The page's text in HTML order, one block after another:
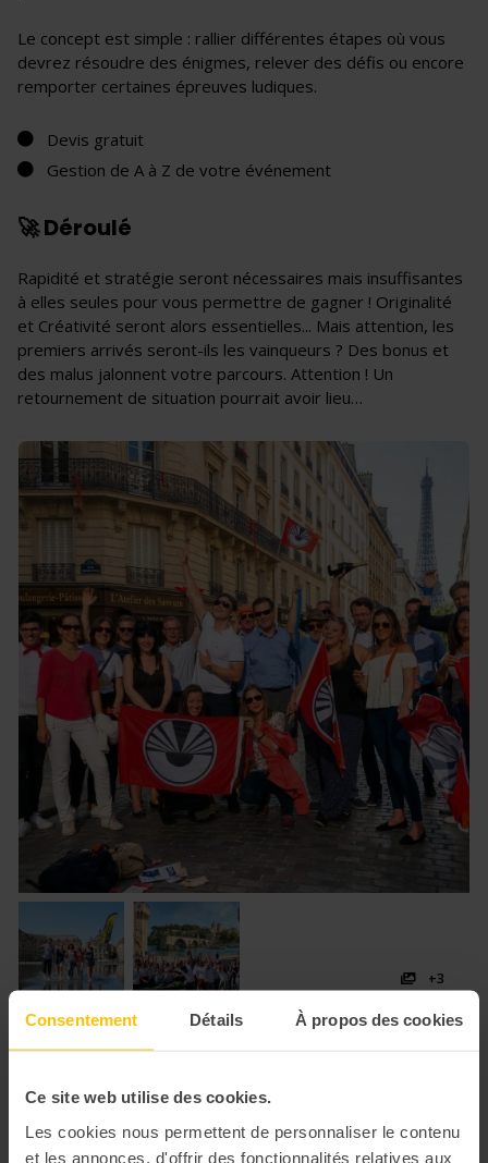
Consentement Détails À propos des cookies
Ce site web utilise des cookies.
Les cookies nous permettent de personnaliser le contenu
et les annonces, d'offrir des fonctionnalités relatives aux
Le concept est simple : rallier différentes étapes où vous
devrez résoudre des énigmes, relever des défis ou encore
remporter certaines épreuves ludiques.
Devis gratuit
Gestion de A à Z de votre événement
🚀 Déroulé
Rapidité et stratégie seront nécessaires mais insuffisantes
à elles seules pour vous permettre de gagner ! Originalité
et Créativité seront alors essentielles... Mais attention, les
premiers arrivés seront-ils les vainqueurs ? Des bonus et
des malus jalonnent votre parcours. Attention ! Un
retournement de situation pourrait avoir lieu…
+3
📍 Lieu
Team Building pouvant se réaliser partout en France
7 avis